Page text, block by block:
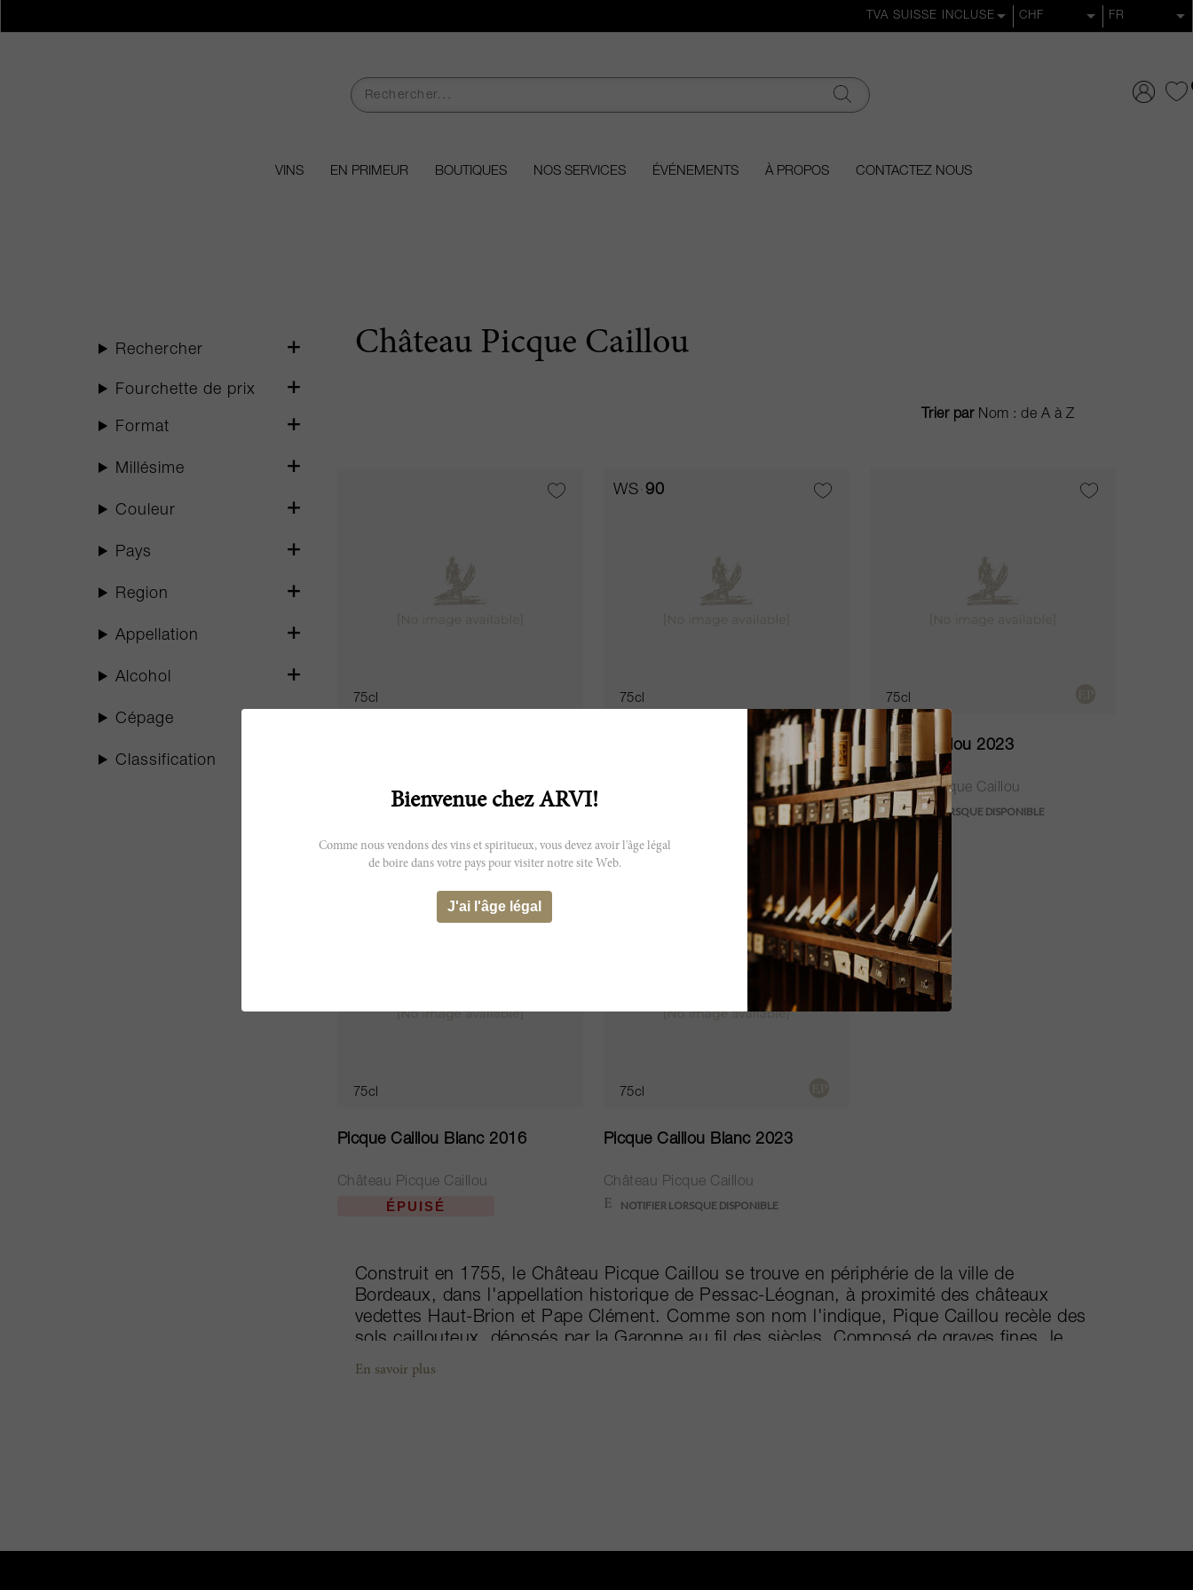
VINS EN PRIMEUR BOUTIQUES NOS SERVICES ÉVÉNEMENTS À PROPOS CONTACTEZ NOUS
Château Picque Caillou
Trier par
75cl
Château Picque Caillou
WS 90
75cl 75cl
Picque Caillou 2023
Château Picque Caillou
75cl
Picque Caillou Blanc 2016
Château Picque Caillou
ÉPUISÉ
75cl
Picque Caillou Blanc 2023
Château Picque Caillou
Construit en 1755, le Château Picque Caillou se trouve en périphérie de la ville de
Bordeaux, dans l'appellation historique de Pessac-Léognan, à proximité des châteaux
vedettes Haut-Brion et Pape Clément. Comme son nom l'indique, Pique Caillou recèle des
sols caillouteux, déposés par la Garonne au fil des siècles. Composé de graves fines, le
sous-sol bien drainant donne naissance à des vins d'une grande finesse, mariant élégance
et potentiel de garde. En 2006, Paulin Calvet a repris la direction, donnant un nouveau
En savoir plus
Rechercher
Fourchette de prix
Format
Millésime
Couleur
Pays
Region
Appellation
Alcohol
Cépage
Classification
Bienvenue chez ARVI!
Comme nous vendons des vins et spiritueux, vous devez avoir l'âge légal
de boire dans votre pays pour visiter notre site Web.
J'ai l'âge légal